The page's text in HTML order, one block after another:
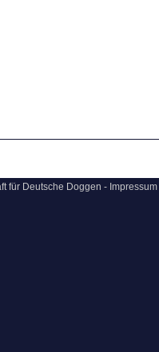
für Deutsche Doggen - Impressum